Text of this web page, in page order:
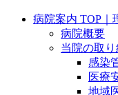
病院案内 TOP｜
病院概要
当院の取り
感染
医療
地域